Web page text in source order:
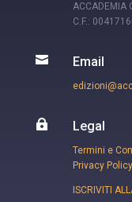
ACCADEMIA
C.F.:
 Email
 Legal
Termini e
Privacy Policy
ISCRIVITI